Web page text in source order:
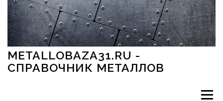
Перейти к содержимому
METALLOBAZA31.RU -
СПРАВОЧНИК МЕТАЛЛОВ
Меню